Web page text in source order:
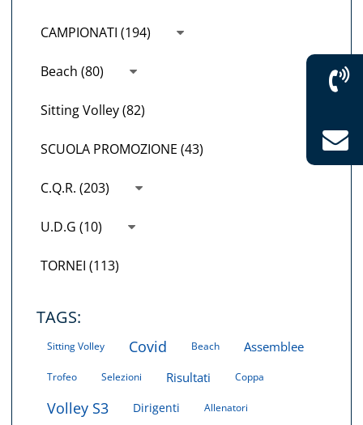
CAMPIONATI (194)
Beach (80)
Sitting Volley (82)
SCUOLA PROMOZIONE (43)
C.Q.R. (203)
U.D.G (10)
TORNEI (113)
TAGS:
Sitting Volley Covid Beach Assemblee
Trofeo Selezioni Risultati Coppa
Volley S3 Dirigenti Allenatori